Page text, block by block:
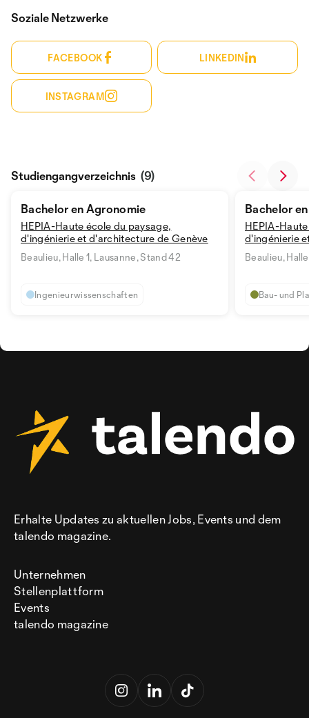
Soziale Netzwerke
FACEBOOK LINKEDIN
INSTAGRAM
Bachelor en Agronomie
HEPIA-Haute école du paysage,
d'ingénierie et d'architecture de Genève
Beaulieu, Halle 1, Lausanne, Stand 42
Ingenieurwissenschaften
Bachelor
HEPIA-
d'ingénierie
Beaulieu,
Bau- und
Studiengangverzeichnis (9)
Erhalte Updates zu aktuellen Jobs, Events und dem
talendo magazine.
Unternehmen
Stellenplattform
Events
talendo magazine